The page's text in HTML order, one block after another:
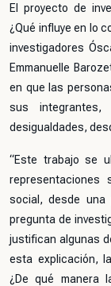
El proyecto de
¿Qué influye en lo
investigadores
Emmanuelle
en que las
sus
desigualdades,
“Este trabajo se
social, desde una
pregunta de
justifican algunas
esta explicación,
¿De qué manera